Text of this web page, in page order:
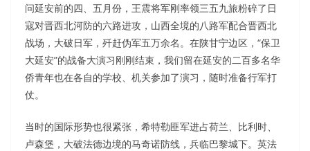
问延安前的四、五月份，王震将军刚率领三五九旅粉碎了日
寇对晋西北河防的六路进攻，山西全境的八路军配合晋西北
战场，大破日军，歼赶伪军五万余名。在陕甘宁边区，“保卫
大延安”的战备大演习刚刚结束，我们留在延安的二百多名华
侨青年也在各自的学校、机关参加了演习，随时准备行军打
仗。
当时的国际形势也很紧张，希特勒匪军进占荷兰、比利时、
卢森堡，大破法德边境的马奇诺防线，兵临巴黎城下。英法